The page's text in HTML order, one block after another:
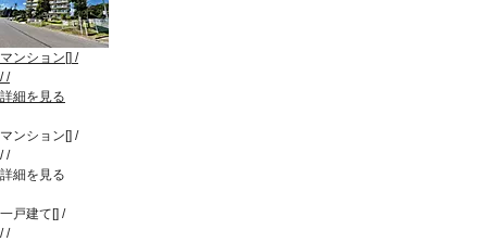
マンション[] /
//
詳細を見る
マンション[] /
//
詳細を見る
一戸建て[] /
//